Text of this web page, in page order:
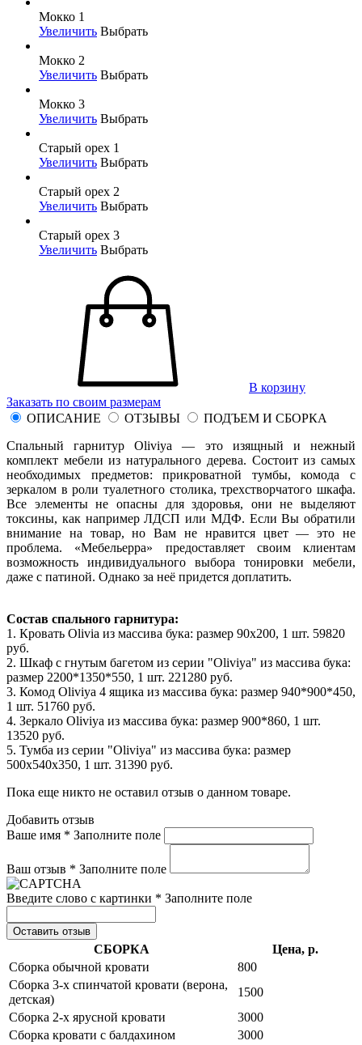
Мокко 1
Увеличить Выбрать
Мокко 2
Увеличить Выбрать
Мокко 3
Увеличить Выбрать
Старый орех 1
Увеличить Выбрать
Старый орех 2
Увеличить Выбрать
Старый орех 3
Увеличить Выбрать
В корзину
Заказать по своим размерам
ОПИСАНИЕ
ОТЗЫВЫ
ПОДЪЕМ И СБОРКА
Спальный гарнитур Oliviya — это изящный и нежный
комплект мебели из натурального дерева. Состоит из самых
необходимых предметов: прикроватной тумбы, комода с
зеркалом в роли туалетного столика, трехстворчатого шкафа.
Все элементы не опасны для здоровья, они не выделяют
токсины, как например ЛДСП или МДФ. Если Вы обратили
внимание на товар, но Вам не нравится цвет — это не
проблема. «Мебельерра» предоставляет своим клиентам
возможность индивидуального выбора тонировки мебели,
даже с патиной. Однако за неё придется доплатить.
Состав спального гарнитура:
1. Кровать Olivia из массива бука: размер 90x200, 1 шт. 59820
руб.
2. Шкаф с гнутым багетом из серии "Oliviya" из массива бука:
размер 2200*1350*550, 1 шт. 221280 руб.
3. Комод Oliviya 4 ящика из массива бука: размер 940*900*450,
1 шт. 51760 руб.
4. Зеркало Oliviya из массива бука: размер 900*860, 1 шт.
13520 руб.
5. Тумба из серии "Oliviya" из массива бука: размер
500x540x350, 1 шт. 31390 руб.
Пока еще никто не оставил отзыв о данном товаре.
Добавить отзыв
Ваше имя * Заполните поле
Ваш отзыв * Заполните поле
Введите слово с картинки * Заполните поле
Оставить отзыв
СБОРКА
Цена, р.
Сборка обычной кровати
800
Сборка 3-х спинчатой кровати (верона,
детская)
1500
Сборка 2-х ярусной кровати
3000
Сборка кровати с балдахином
3000